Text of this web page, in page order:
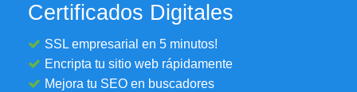
Certificados Digitales
SSL empresarial en 5 minutos!
Encripta tu sitio web rápidamente
Mejora tu SEO en buscadores